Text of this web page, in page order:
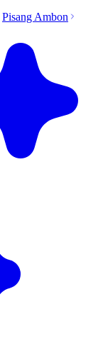
Pisang Ambon